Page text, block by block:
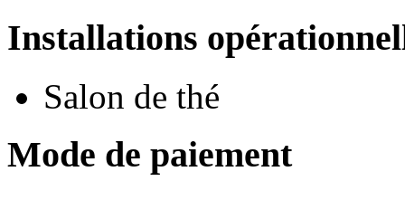
Installations
Salon de thé
Mode de paiement